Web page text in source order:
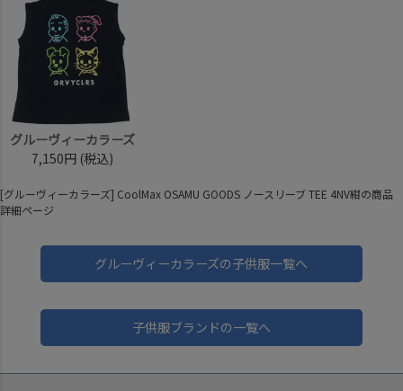
グルーヴィーカラーズ
7,150円 (税込)
[グルーヴィーカラーズ] CoolMax OSAMU GOODS ノースリーブ TEE 4NV紺の商品
詳細ページ
グルーヴィーカラーズの子供服一覧へ
子供服ブランドの一覧へ